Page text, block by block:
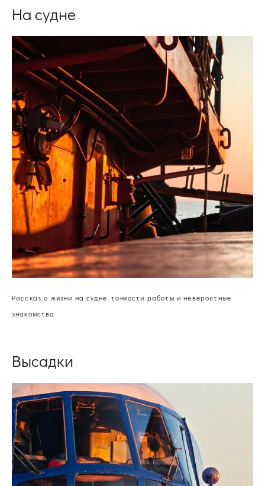
На судне
Рассказ о жизни на судне, тонкости работы и невероятные
знакомства
Высадки